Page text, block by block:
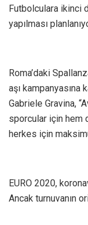
Futbolculara ikinci
yapılması
Roma’daki
aşı kampanyasına
Gabriele Gravina,
sporcular için hem
herkes için
EURO 2020,
Ancak turnuvanın